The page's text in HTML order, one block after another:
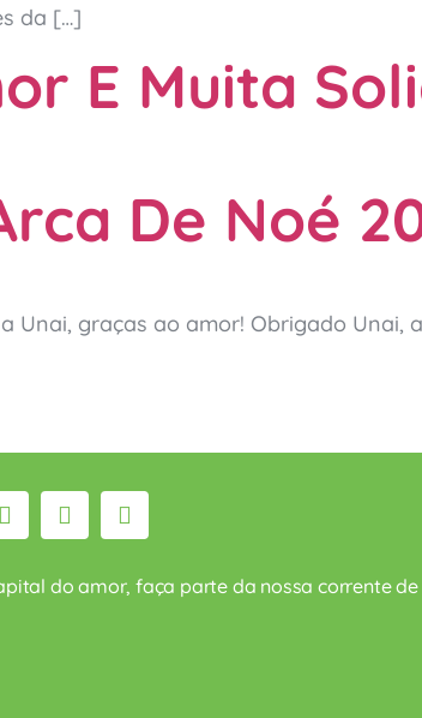
da […]
E Muita
De Noé
Unai, graças ao amor! Obrigado Unai,
do amor, faça parte da nossa corrente